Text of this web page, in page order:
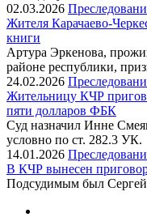
02.03.2026
Жителя Карачаево-
книги
Артура Эркенова,
районе республики,
24.02.2026
Жительницу КЧР
пяти долларов ФБК
Суд назначил Инне
условно по ст. 282.3 УК.
14.01.2026
В КЧР вынесен
Подсудимым был